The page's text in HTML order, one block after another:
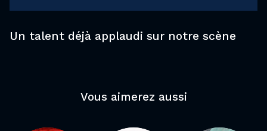
Un talent déjà applaudi sur notre scène
Vous aimerez aussi